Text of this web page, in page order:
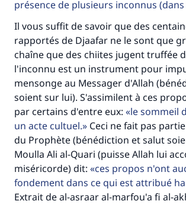
présence de plusieurs inconnus (dans
Il vous suffit de savoir que des
rapportés de Djaafar ne le sont que
chaîne que des chiites jugent truffée
l'inconnu est un instrument pour
mensonge au Messager d'Allah
soient sur lui). S'assimilent à ces
par certains d'entre eux:
le sommeil
un acte cultuel.
Ceci ne fait pas
du Prophète (bénédiction et salut
Moulla Ali al-Quari (puisse Allah lui
miséricorde) dit:
ces propos n'ont
fondement dans ce qui est attribué
Extrait de al-asraar al-marfou'a fi al-